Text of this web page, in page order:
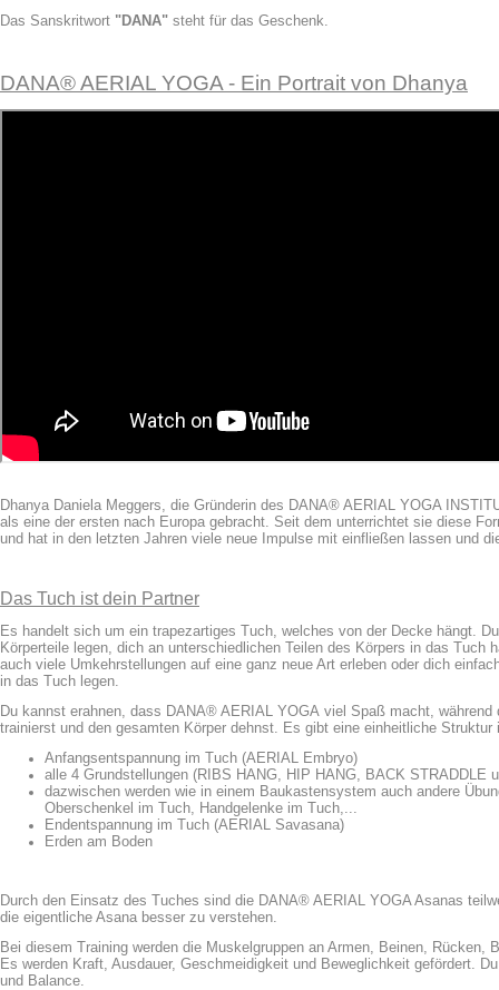
Das Sanskritwort "DANA" steht für das Geschenk.
DANA® AERIAL YOGA - Ein Portrait von Dhanya
Dhanya Daniela Meggers, die Gründerin des DANA® AERIAL YOGA
als eine der ersten nach Europa gebracht. Seit dem unterrichtet sie diese
und hat in den letzten Jahren viele neue Impulse mit einfließen lassen und
Das Tuch ist dein Partner
Es handelt sich um ein trapezartiges Tuch, welches von der Decke hängt.
Körperteile legen, dich an unterschiedlichen Teilen des Körpers in das Tuch
auch viele Umkehrstellungen auf eine ganz neue Art erleben oder dich
in das Tuch legen.
Du kannst erahnen, dass DANA® AERIAL YOGA viel Spaß macht,
trainierst und den gesamten Körper dehnst. Es gibt eine einheitliche Struktur
Anfangsentspannung im Tuch (AERIAL Embryo)
alle 4 Grundstellungen (RIBS HANG, HIP HANG, BACK STRADDLE
dazwischen werden wie in einem Baukastensystem auch andere
Oberschenkel im Tuch, Handgelenke im Tuch,...
Endentspannung im Tuch (AERIAL Savasana)
Erden am Boden
Durch den Einsatz des Tuches sind die DANA® AERIAL YOGA Asanas
die eigentliche Asana besser zu verstehen.
Bei diesem Training werden die Muskelgruppen an Armen, Beinen, Rücken,
Es werden Kraft, Ausdauer, Geschmeidigkeit und Beweglichkeit gefördert.
und Balance.